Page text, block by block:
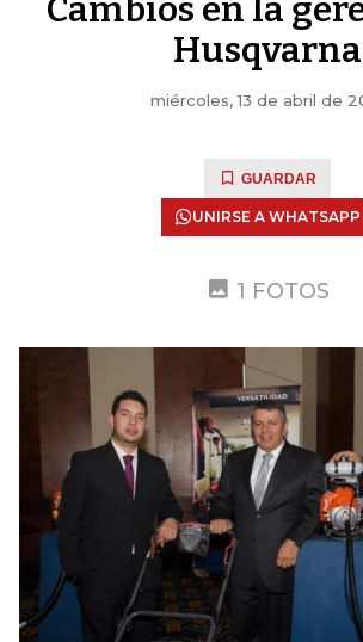
Cambios en la
Husqvarna
miércoles, 13 de abril de
GUARDAR
UNIRSE A WHATSAPP
1 FOTOS